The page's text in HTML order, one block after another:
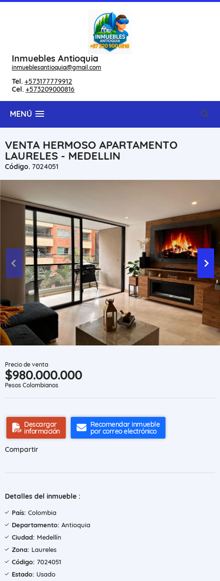
Inmuebles Antioquia
inmueblesantioquia@gmail.com
Tel. +573177779912
Cel. +573209000816
MENÚ
VENTA HERMOSO APARTAMENTO
LAURELES - MEDELLIN
Código. 7024051
Precio de venta
$980.000.000
Pesos Colombianos
Descargar
información
Recomendar inmueble
por correo electrónico
Compartir
Detalles del inmueble :
País: Colombia
Departamento: Antioquia
Ciudad: Medellín
Zona: Laureles
Código: 7024051
Estado: Usado